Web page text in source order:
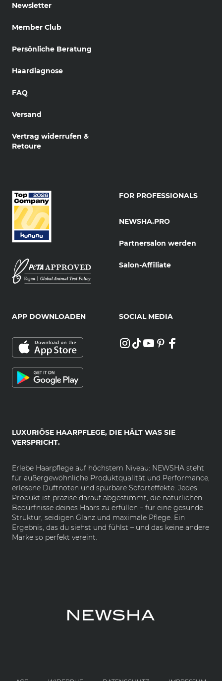
Newsletter
Member Club
Persönliche Beratung
Haardiagnose
FAQ
Versand
Vertrag widerrufen &
Retoure
LUXURIÖSE HAARPFLEGE, DIE HÄLT WAS SIE
VERSPRICHT.
Erlebe Haarpflege auf höchstem Niveau: NEWSHA steht
für außergewöhnliche Produktqualität und Performance,
erlesene Duftnoten und spürbare Soforteffekte. Jedes
Produkt ist präzise darauf abgestimmt, die natürlichen
Bedürfnisse deines Haars zu erfüllen – für eine gesunde
Struktur, seidigen Glanz und maximale Pflege. Ein
Ergebnis, das du siehst und fühlst – und das keine andere
Marke so perfekt vereint.
FOR PROFESSIONALS
NEWSHA.PRO
Partnersalon werden
Salon-Affiliate
APP DOWNLOADEN SOCIAL MEDIA